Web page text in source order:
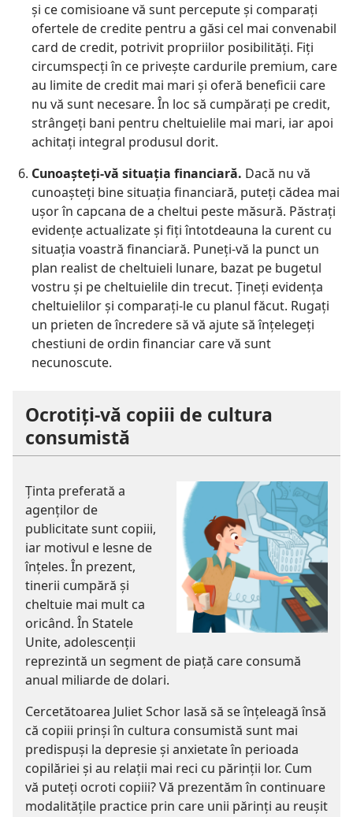
şi ce comisioane vă sunt percepute şi comparaţi
ofertele de credite pentru a găsi cel mai convenabil
card de credit, potrivit propriilor posibilităţi. Fiţi
circumspecţi în ce priveşte cardurile premium, care
au limite de credit mai mari şi oferă beneficii care
nu vă sunt necesare. În loc să cumpăraţi pe credit,
strângeţi bani pentru cheltuielile mai mari, iar apoi
achitaţi integral produsul dorit.
Cunoaşteţi-vă situaţia financiară. Dacă nu vă
cunoaşteţi bine situaţia financiară, puteţi cădea mai
uşor în capcana de a cheltui peste măsură. Păstraţi
evidenţe actualizate şi fiţi întotdeauna la curent cu
situaţia voastră financiară. Puneţi-vă la punct un
plan realist de cheltuieli lunare, bazat pe bugetul
vostru şi pe cheltuielile din trecut. Ţineţi evidenţa
cheltuielilor şi comparaţi-le cu planul făcut. Rugaţi
un prieten de încredere să vă ajute să înţelegeţi
chestiuni de ordin financiar care vă sunt
necunoscute.
Ocrotiţi-vă copiii de cultura
consumistă
Ţinta preferată a
agenţilor de
publicitate sunt copiii,
iar motivul e lesne de
înţeles. În prezent,
tinerii cumpără şi
cheltuie mai mult ca
oricând. În Statele
Unite, adolescenţii
reprezintă un segment de piaţă care consumă
anual miliarde de dolari.
Cercetătoarea Juliet Schor lasă să se înţeleagă însă
că copiii prinşi în cultura consumistă sunt mai
predispuşi la depresie şi anxietate în perioada
copilăriei şi au relaţii mai reci cu părinţii lor. Cum
vă puteţi ocroti copiii? Vă prezentăm în continuare
modalităţile practice prin care unii părinţi au reuşit